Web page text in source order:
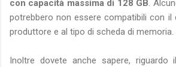
con capacità massima di 128 GB.
potrebbero non essere compatibili con il
produttore e al tipo di scheda di memoria.
Inoltre dovete anche sapere, riguardo